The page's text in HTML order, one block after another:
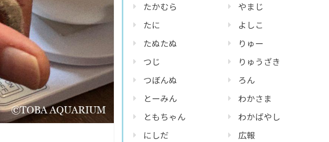
たかむら
たに
たぬたぬ
つじ
つぼんぬ
とーみん
ともちゃん
にしだ
やまじ
よしこ
りゅー
りゅうざき
ろん
わかさま
わかばやし
広報